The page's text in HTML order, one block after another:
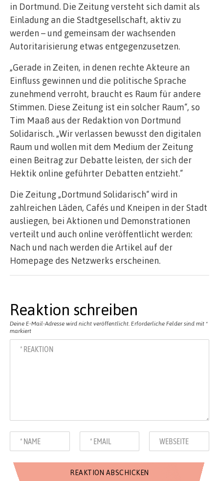
in Dortmund. Die Zeitung versteht sich damit als
Einladung an die Stadtgesellschaft, aktiv zu
werden – und gemeinsam der wachsenden
Autoritarisierung etwas entgegenzusetzen.
„Gerade in Zeiten, in denen rechte Akteure an
Einfluss gewinnen und die politische Sprache
zunehmend verroht, braucht es Raum für andere
Stimmen. Diese Zeitung ist ein solcher Raum“, so
Tim Maaß aus der Redaktion von Dortmund
Solidarisch. „Wir verlassen bewusst den digitalen
Raum und wollen mit dem Medium der Zeitung
einen Beitrag zur Debatte leisten, der sich der
Hektik online geführter Debatten entzieht.“
Die Zeitung „Dortmund Solidarisch“ wird in
zahlreichen Läden, Cafés und Kneipen in der Stadt
ausliegen, bei Aktionen und Demonstrationen
verteilt und auch online veröffentlicht werden:
Nach und nach werden die Artikel auf der
Homepage des Netzwerks erscheinen.
Reaktion schreiben
Deine E-Mail-Adresse wird nicht veröffentlicht. Erforderliche Felder sind mit *
markiert